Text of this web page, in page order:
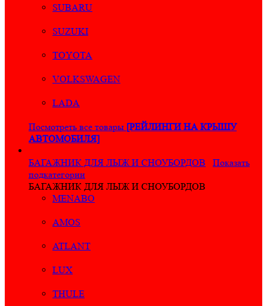
SUBARU
SUZUKI
TOYOTA
VOLKSWAGEN
LADA
Посмотреть все товары [РЕЙЛИНГИ НА КРЫШУ
АВТОМОБИЛЯ]
БАГАЖНИК ДЛЯ ЛЫЖ И СНОУБОРДОВ
Показать
подкатегории
БАГАЖНИК ДЛЯ ЛЫЖ И СНОУБОРДОВ
MENABO
AMOS
ATLANT
LUX
THULE